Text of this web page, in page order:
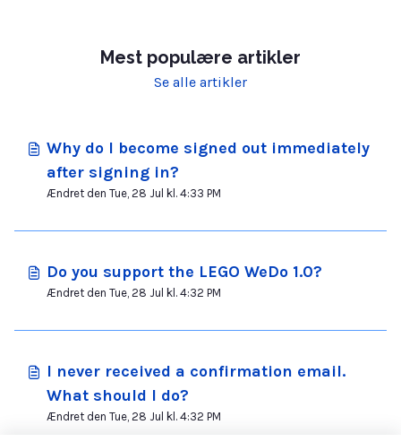
Mest populære artikler
Se alle artikler
Why do I become signed out immediately
after signing in?
Ændret den Tue, 28 Jul kl. 4:33 PM
Do you support the LEGO WeDo 1.0?
Ændret den Tue, 28 Jul kl. 4:32 PM
I never received a confirmation email.
What should I do?
Ændret den Tue, 28 Jul kl. 4:32 PM